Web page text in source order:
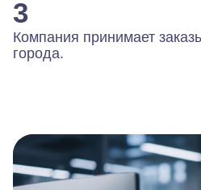
3
Компания принимает
города.